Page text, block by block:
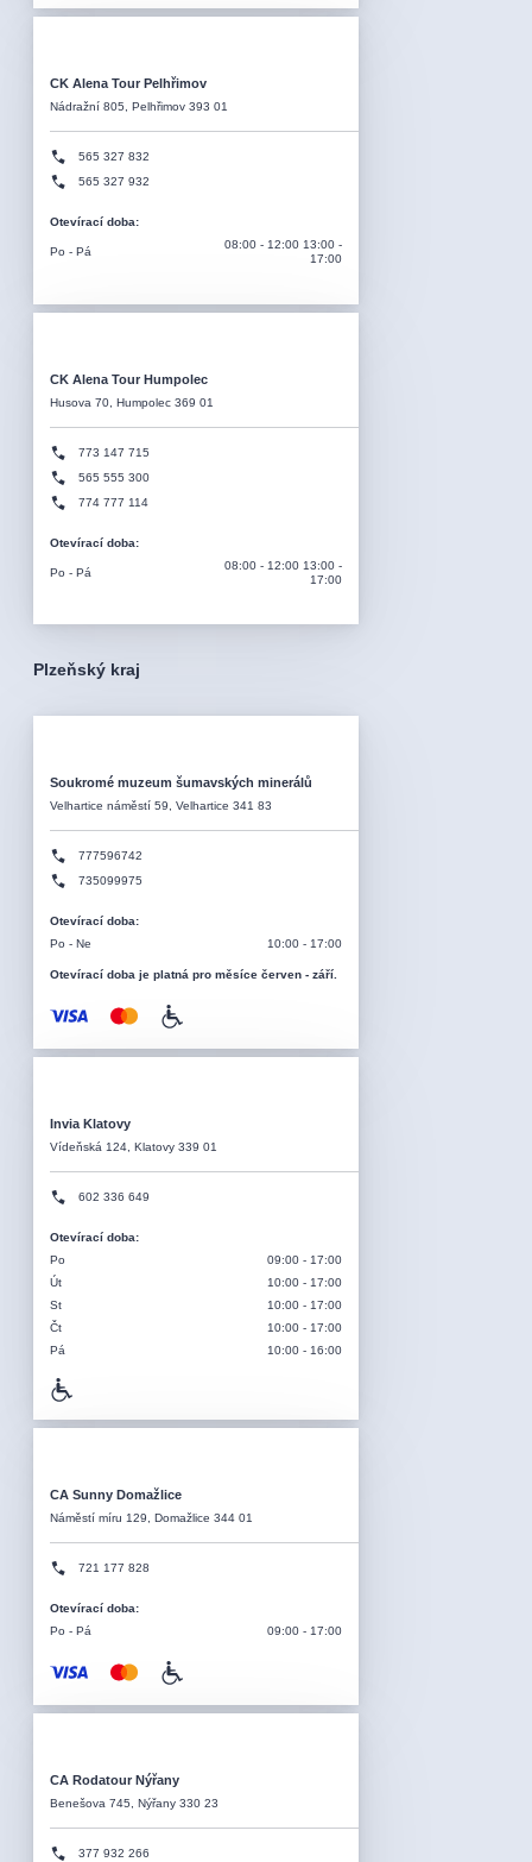
CK Alena Tour Pelhřimov
Nádražní 805, Pelhřimov 393 01
565 327 832
565 327 932
Otevírací doba:
Po - Pá
08:00 - 12:00 13:00 -
17:00
CK Alena Tour Humpolec
Husova 70, Humpolec 369 01
773 147 715
565 555 300
774 777 114
Otevírací doba:
Po - Pá
08:00 - 12:00 13:00 -
17:00
Plzeňský kraj
Soukromé muzeum šumavských minerálů
Velhartice náměstí 59, Velhartice 341 83
777596742
735099975
Otevírací doba:
Po - Ne
10:00 - 17:00
Otevírací doba je platná pro měsíce červen - září.
Invia Klatovy
Vídeňská 124, Klatovy 339 01
602 336 649
Otevírací doba:
Po
09:00 - 17:00
Út
10:00 - 17:00
St
10:00 - 17:00
Čt
10:00 - 17:00
Pá
10:00 - 16:00
CA Sunny Domažlice
Náměstí míru 129, Domažlice 344 01
721 177 828
Otevírací doba:
Po - Pá
09:00 - 17:00
CA Rodatour Nýřany
Benešova 745, Nýřany 330 23
377 932 266